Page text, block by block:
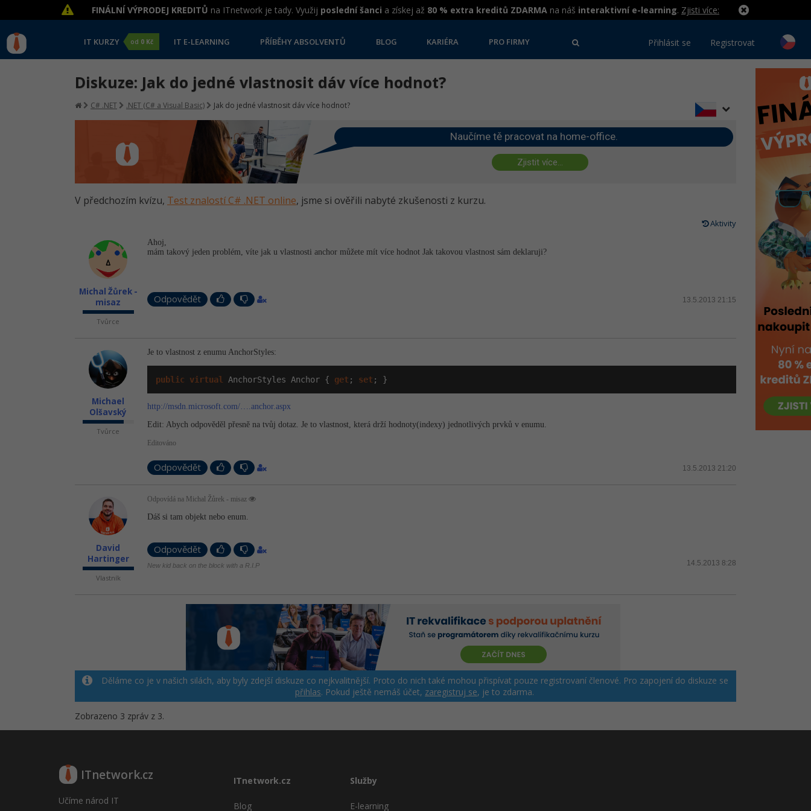
FINÁLNÍ VÝPRODEJ KREDITŮ na ITnetwork je tady. Využij poslední šanci a získej až 80 % extra kreditů ZDARMA na náš interaktivní e-learning. Zjisti více:
IT KURZY od 0 Kč IT E-LEARNING PŘÍBĚHY ABSOLVENTŮ BLOG KARIÉRA PRO FIRMY Přihlásit se Registrovat
Diskuze: Jak do jedné vlastnosit dáv více hodnot?
C# .NET .NET (C# a Visual Basic) Jak do jedné vlastnosit dáv více hodnot?
Naučíme tě pracovat na home-office.
Zjistit více...
V předchozím kvízu, Test znalostí C# .NET online, jsme si ověřili nabyté zkušenosti z kurzu.
Aktivity
Michal Žůrek -
misaz
Tvůrce
Ahoj,
mám takový jeden problém, víte jak u vlastnosti anchor můžete mít více hodnot Jak takovou vlastnost sám deklaruji?
Odpovědět 13.5.2013 21:15
Michael
Olšavský
Tvůrce
Je to vlastnost z enumu AnchorStyles:
public virtual AnchorStyles Anchor { get ; set ; }
http://msdn.microsoft.com/….anchor.aspx
Edit: Abych odpověděl přesně na tvůj dotaz. Je to vlastnost, která drží hodnoty(indexy) jednotlivých prvků v enumu.
Editováno
Odpovědět 13.5.2013 21:20
David
Hartinger
Vlastník
Odpovídá na Michal Žůrek - misaz
Dáš si tam objekt nebo enum.
Odpovědět
14.5.2013 8:28
New kid back on the block with a R.I.P
Děláme co je v našich silách, aby byly zdejší diskuze co nejkvalitnější. Proto do nich také mohou přispívat pouze registrovaní členové. Pro zapojení do diskuze se
přihlas. Pokud ještě nemáš účet, zaregistruj se, je to zdarma.
Zobrazeno 3 zpráv z 3.
ITnetwork.cz
Učíme národ IT
ITnetwork.cz
Blog
Služby
E-learning